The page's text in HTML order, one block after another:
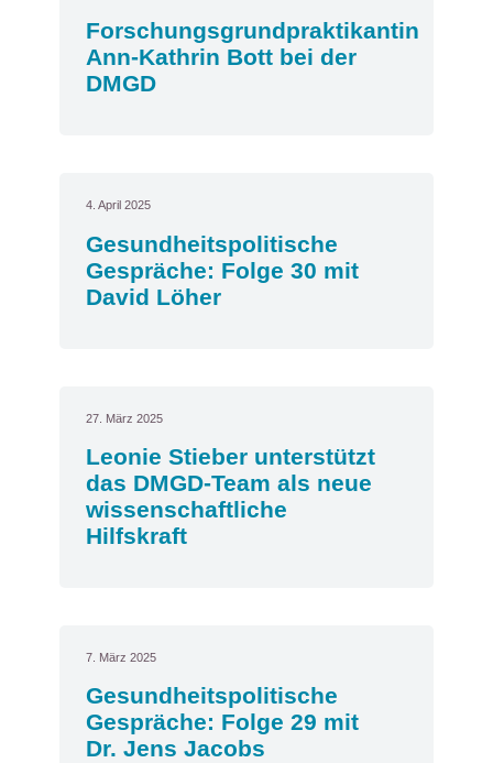
Forschungsgrundpraktikantin
Ann-Kathrin Bott bei der
DMGD
4. April 2025
Gesundheitspolitische
Gespräche: Folge 30 mit
David Löher
27. März 2025
Leonie Stieber unterstützt
das DMGD-Team als neue
wissenschaftliche
Hilfskraft
7. März 2025
Gesundheitspolitische
Gespräche: Folge 29 mit
Dr. Jens Jacobs